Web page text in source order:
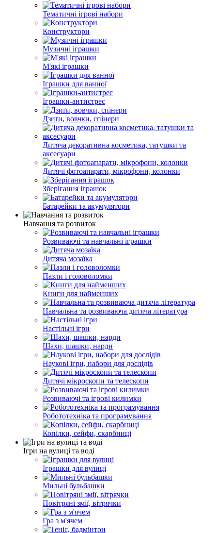
Тематичні ігрові набори
Конструктори
Музичні іграшки
М'які іграшки
Іграшки для ванної
Іграшки-антистрес
Дзиґи, вовчки, спінери
Дитяча декоративна косметика, татушки та
аксесуари
Дитячі фотоапарати, мікрофони, колонки
Зберігання іграшок
Батарейки та акумулятори
Навчання та розвиток
Розвиваючі та навчальні іграшки
Дитяча мозаїка
Пазли і головоломки
Книги для найменших
Навчальна та розвиваюча дитяча література
Настільні ігри
Шахи, шашки, нарди
Наукові ігри, набори для дослідів
Дитячі мікроскопи та телескопи
Розвиваючі та ігрові килимки
Робототехніка та програмування
Копілки, сейфи, скарбниці
Ігри на вулиці та воді
Іграшки для вулиці
Мильні бульбашки
Повітряні змії, вітрячки
Гра з м'ячем